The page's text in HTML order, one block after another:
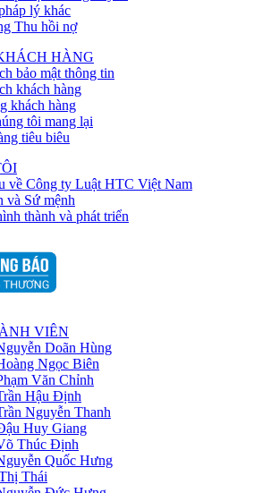
lý khác
Thu hồi nợ
HÀNG
bảo mật thông tin
khách hàng
khách hàng
tôi mang lại
tiêu biêu
về Công ty Luật HTC Việt Nam
và Sứ mệnh
thành và phát triển
VIÊN
Doãn Hùng
Ngọc Biên
Văn Chỉnh
Hậu Định
Nguyễn Thanh
Huy Giang
Thúc Định
Quốc Hưng
Thái